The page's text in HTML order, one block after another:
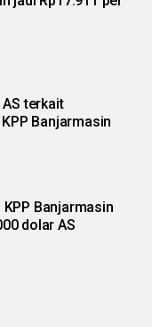
terkait
Banjarmasin
Banjarmasin
dolar AS